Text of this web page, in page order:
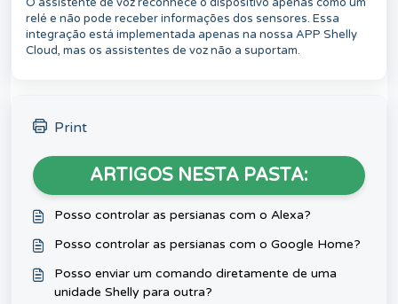
relé e não pode receber informações dos sensores. Essa
integração está implementada apenas na nossa APP Shelly
Cloud, mas os assistentes de voz não a suportam.
Print
ARTIGOS NESTA PASTA:
Posso controlar as persianas com o Alexa?
Posso controlar as persianas com o Google Home?
Posso enviar um comando diretamente de uma
unidade Shelly para outra?